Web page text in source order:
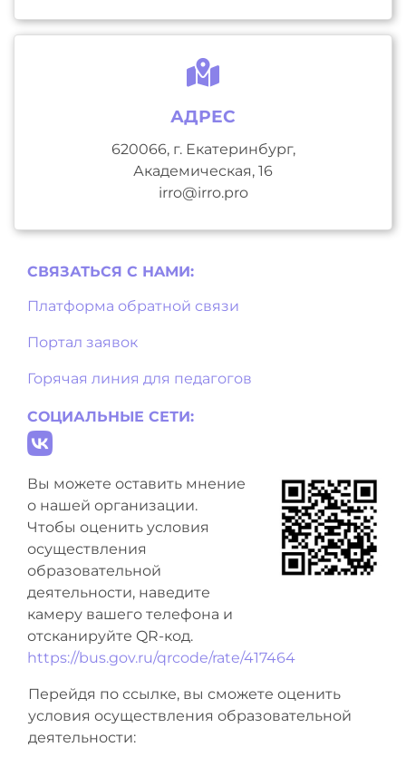
АДРЕС
620066, г. Екатеринбург,
Академическая, 16
irro@irro.pro
СВЯЗАТЬСЯ С НAМИ:
Платформа обратной связи
Портал заявок
Горячая линия для педагогов
СОЦИАЛЬНЫЕ СЕТИ:
Вы можете оставить мнение
о нашей организации.
Чтобы оценить условия
осуществления
образовательной
деятельности, наведите
камеру вашего телефона и
отсканируйте QR-код.
https://bus.gov.ru/qrcode/rate/417464
Перейдя по ссылке, вы сможете оценить
условия осуществления образовательной
деятельности: